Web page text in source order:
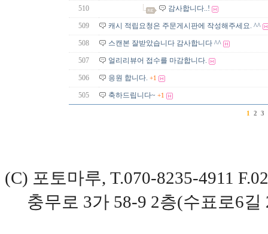
510 감사합니다..!
509 캐시 적립요청은 주문게시판에 작성해주세요. ^^
508 스캔본 잘받았습니다 감사합니다 ^^
507 얼리리뷰어 접수를 마감합니다.
506 응원 합니다. +1
505 축하드립니다~ +1
1 2 3
(C) 포토마루, T.070-8235-4911
충무로 3가 58-9 2층(수표로6